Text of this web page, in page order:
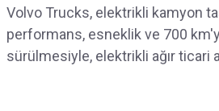
Volvo Trucks, elektrikli kamyon
performans, esneklik ve 700
sürülmesiyle, elektrikli ağır ticari